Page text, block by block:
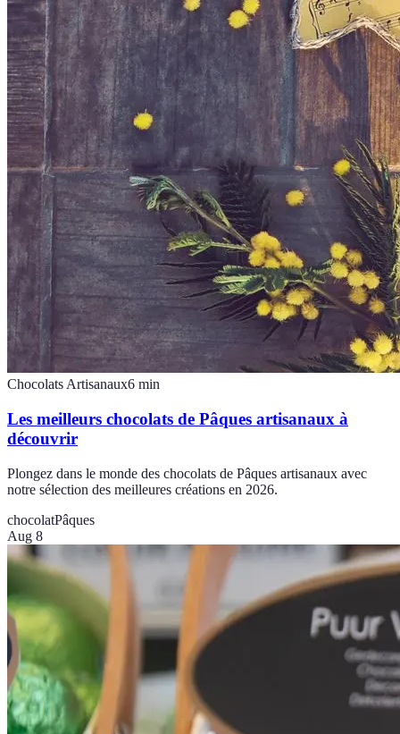
Chocolats Artisanaux6 min
Les meilleurs chocolats de Pâques artisanaux à
découvrir
Plongez dans le monde des chocolats de Pâques artisanaux avec
notre sélection des meilleures créations en 2026.
chocolatPâques
Aug 8